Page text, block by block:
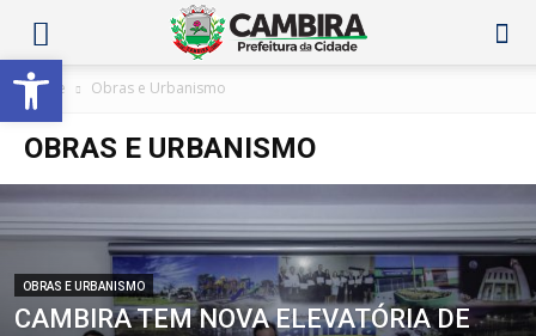
Abrir a barra de ferramentas
Home Obras e Urbanismo
OBRAS E URBANISMO
OBRAS E URBANISMO
CAMBIRA TEM NOVA ELEVATÓRIA DE